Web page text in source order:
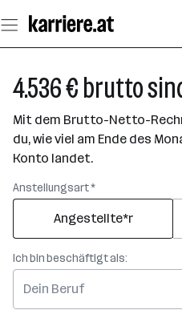
Seiteninhalt
springen
4.536 € brutto
Mit dem Brutto-Netto-
du, wie viel am Ende des
Konto landet.
Anstellungsart *
Angestellte*r
Ich bin beschäftigt als: